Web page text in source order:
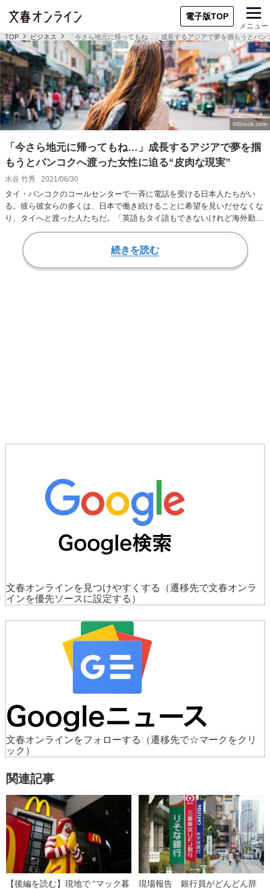
電子版TOP
メニュー
TOP ビジネス 「今さら地元に帰ってもね…」成長するアジアで夢を掴もうとバン
「今さら地元に帰ってもね…」成長するアジアで夢を掴
もうとバンコクへ渡った女性に迫る“皮肉な現実”
水谷 竹秀 2021/06/30
タイ・バンコクのコールセンターで一斉に電話を受ける日本人たちがい
る。彼ら彼女らの多くは、日本で働き続けることに希望を見いだせなくな
り、タイへと渡った人たちだ。「英語もタイ語もできないけれど海外勤務
経験で成長したい！…
続きを読む
文春オンラインを見つけやすくする
（遷移先で文春オンラ
インを優先ソースに設定する）
文春オンラインをフォローする
（遷移先で☆マークをクリ
ック）
関連記事
【後編を読む】現地で “マック暮
現場報告 銀行員がどんどん辞